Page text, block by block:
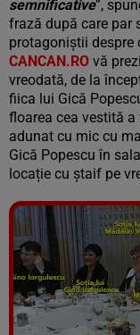
semnificative”,
frază după care par
protagoniștii despre
CANCAN.RO vă
vreodată, de la
fiica lui Gică
floarea cea vestită
adunat cu mic cu
Gică Popescu în
locație cu ștaif pe